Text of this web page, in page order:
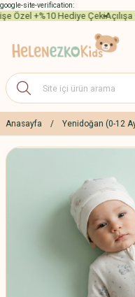
google-site-verification:
Özel +%10 Hediye ÇekiAçılışa
Anasayfa Yenidoğan (0-12